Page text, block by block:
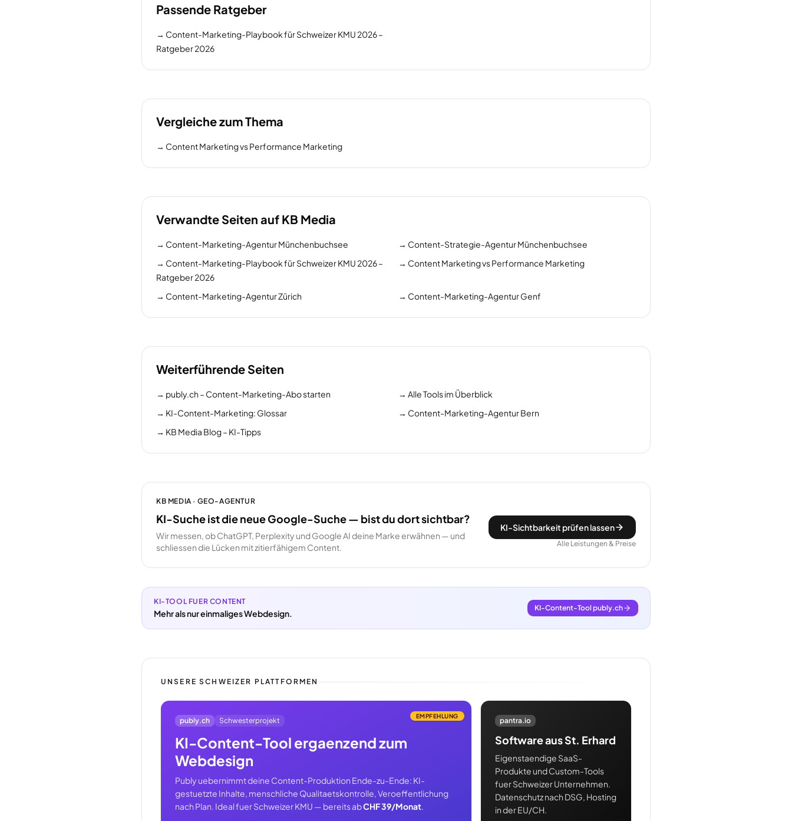
Passende Ratgeber
→ Content-Marketing-Playbook für Schweizer KMU 2026 –
Ratgeber 2026
Vergleiche zum Thema
→ Content Marketing vs Performance Marketing
Verwandte Seiten auf KB Media
→ Content-Marketing-Agentur Münchenbuchsee → Content-Strategie-Agentur Münchenbuchsee
→ Content-Marketing-Playbook für Schweizer KMU 2026 –
Ratgeber 2026
→ Content Marketing vs Performance Marketing
→ Content-Marketing-Agentur Zürich → Content-Marketing-Agentur Genf
Weiterführende Seiten
→ publy.ch – Content-Marketing-Abo starten → Alle Tools im Überblick
→ KI-Content-Marketing: Glossar → Content-Marketing-Agentur Bern
→ KB Media Blog – KI-Tipps
KB MEDIA · GEO-AGENTUR
KI-Suche ist die neue Google-Suche — bist du dort sichtbar?
Wir messen, ob ChatGPT, Perplexity und Google AI deine Marke erwähnen — und
schliessen die Lücken mit zitierfähigem Content.
KI-Sichtbarkeit prüfen lassen
Alle Leistungen & Preise
KI-TOOL FUER CONTENT
Mehr als nur einmaliges Webdesign.
KI-Content-Tool publy.ch
UNSERE SCHWEIZER PLATTFORMEN
EMPFEHLUNG
publy.ch Schwesterprojekt
KI-Content-Tool ergaenzend zum
Webdesign
Publy uebernimmt deine Content-Produktion Ende-zu-Ende: KI-
gestuetzte Inhalte, menschliche Qualitaetskontrolle, Veroeffentlichung
nach Plan. Ideal fuer Schweizer KMU — bereits abCHF 39/Monat.
pantra.io
Software aus St. Erhard
Eigenstaendige SaaS-
Produkte und Custom-Tools
fuer Schweizer Unternehmen.
Datenschutz nach DSG, Hosting
in der EU/CH.